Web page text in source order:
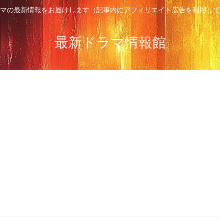
の最新情報をお届けします（記事内にアフィリエイト広告を利用し
最新ドラマ情報館